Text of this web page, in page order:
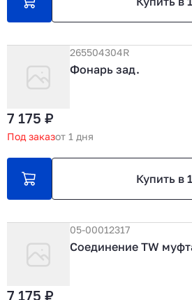
265504304R
Фонарь зад.
7 175 ₽
Под заказот 1 дня
Купить в
05-00012317
Соединение TW
7 175 ₽